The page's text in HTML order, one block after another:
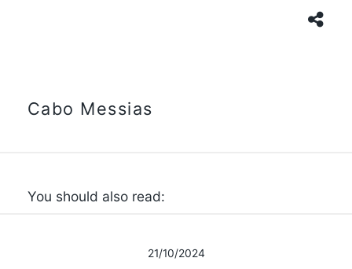
Cabo Messias
You should also read:
21/10/2024